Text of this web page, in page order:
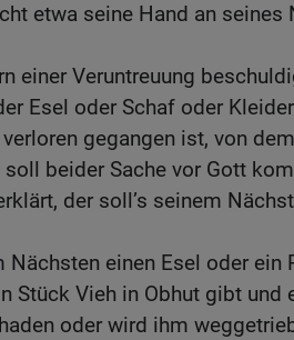
etwa seine Hand an seines
einer Veruntreuung
Esel oder Schaf oder
gegangen ist, von
beider Sache vor Gott
der soll’s seinem
Nächsten einen Esel oder ein
Stück Vieh in Obhut gibt und
oder wird ihm